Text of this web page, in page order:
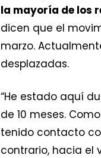
la mayoría de los
dicen que el
marzo.
desplazadas.
“He estado aquí
de 10 meses.
tenido contacto
contrario, hacia el